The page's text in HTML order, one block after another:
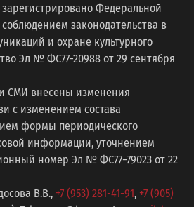
Федеральной
законодательства в
и охране культурного
Эл № ФС77-20988 от 29 сентября
СМИ внесены изменения
с изменением состава
формы периодического
информации, уточнением
номер Эл № ФС77−79023 от 22
В.В., +7 (953) 281-41-91, +7 (905)